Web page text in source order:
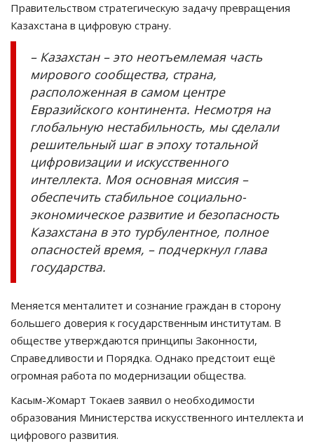
Правительством стратегическую задачу превращения
Казахстана в цифровую страну.
– Казахстан – это неотъемлемая часть
мирового сообщества, страна,
расположенная в самом центре
Евразийского континента. Несмотря на
глобальную нестабильность, мы сделали
решительный шаг в эпоху тотальной
цифровизации и искусственного
интеллекта. Моя основная миссия –
обеспечить стабильное социально-
экономическое развитие и безопасность
Казахстана в это турбулентное, полное
опасностей время, – подчеркнул глава
государства.
Меняется менталитет и сознание граждан в сторону
большего доверия к государственным институтам. В
обществе утверждаются принципы Законности,
Справедливости и Порядка. Однако предстоит ещё
огромная работа по модернизации общества.
Касым-Жомарт Токаев заявил о необходимости
образования Министерства искусственного интеллекта и
цифрового развития.